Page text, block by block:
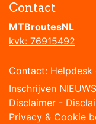
Contact
MTBroutesNL
kvk: 76915492
Contact: Helpdesk
Inschrijven
Disclaimer -
Privacy & Cookie